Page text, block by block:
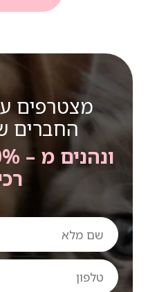
מצטרפים
החברים
שם
מלא
טלפון